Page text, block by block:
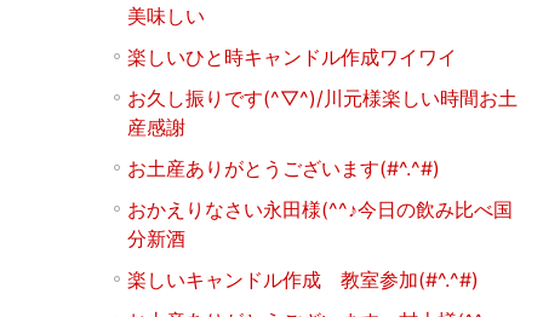
美味しい
楽しいひと時キャンドル作成ワイワイ
お久し振りです(^▽^)/川元様楽しい時間お土
産感謝
お土産ありがとうございます(#^.^#)
おかえりなさい永田様(^^♪今日の飲み比べ国
分新酒
楽しいキャンドル作成 教室参加(#^.^#)